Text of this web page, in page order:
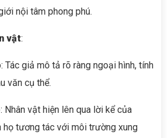
nội tâm phong phú.
vật:
: Tác giả mô tả rõ ràng ngoại hình, tính
văn cụ thể.
: Nhân vật hiện lên qua lời kể của
họ tương tác với môi trường xung